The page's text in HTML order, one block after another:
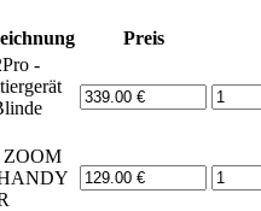
Preis
-
ZOOM